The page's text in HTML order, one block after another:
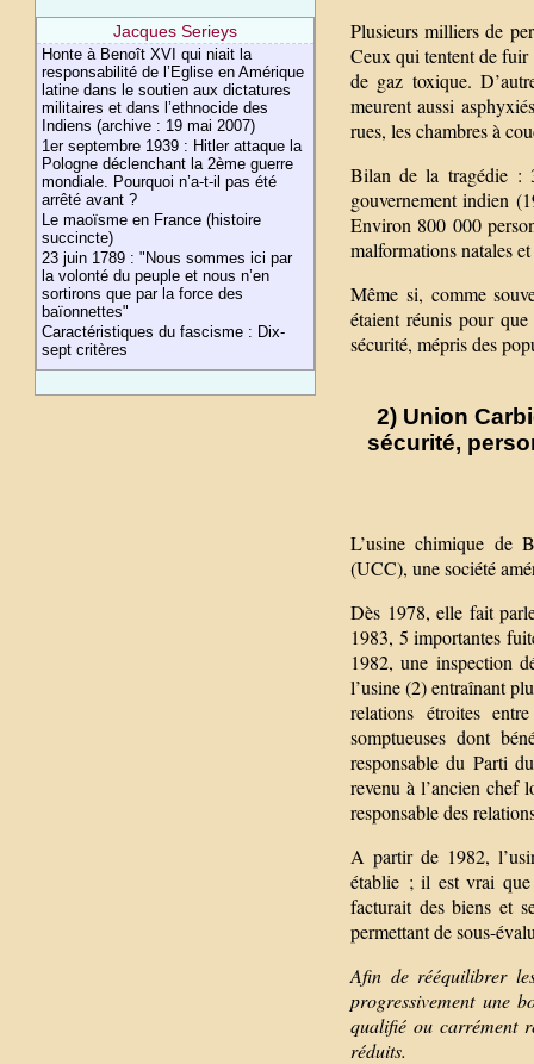
Jacques Serieys
Honte à Benoît XVI qui niait la
responsabilité de l’Eglise en Amérique
latine dans le soutien aux dictatures
militaires et dans l’ethnocide des
Indiens (archive : 19 mai 2007)
1er septembre 1939 : Hitler attaque la
Pologne déclenchant la 2ème guerre
mondiale. Pourquoi n’a-t-il pas été
arrêté avant ?
Le maoïsme en France (histoire
succincte)
23 juin 1789 : "Nous sommes ici par
la volonté du peuple et nous n’en
sortirons que par la force des
baïonnettes"
Caractéristiques du fascisme : Dix-
sept critères
Plusieurs milliers de
Ceux qui tentent de fuir
de gaz toxique.
meurent aussi
rues, les chambres à
Bilan de la tragédie :
gouvernement indien
Environ 800 000
malformations natales
Même si, comme
étaient réunis pour
sécurité, mépris des
2) Union
sécurité,
L’usine chimique de
(UCC), une société
Dès 1978, elle fait
1983, 5 importantes
1982, une inspection
l’usine (2) entraînant
relations étroites
somptueuses dont
responsable du Parti
revenu à l’ancien chef
responsable des
A partir de 1982,
établie ; il est vrai
facturait des biens et
permettant de sous-
Afin de rééquilibrer
progressivement une
qualifié ou carrément
réduits.